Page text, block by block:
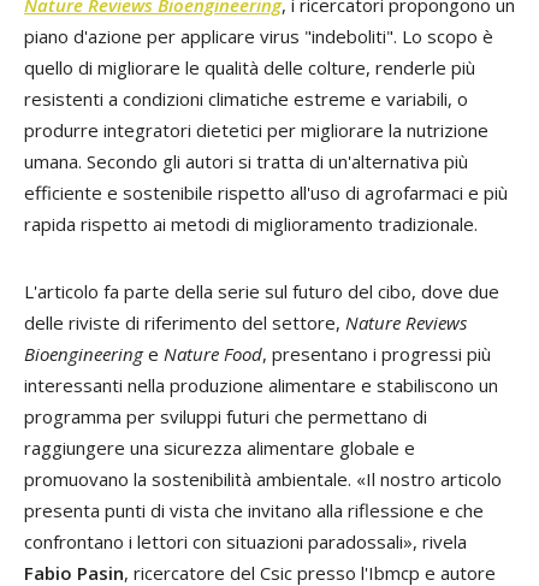
piano d'azione per applicare virus "indeboliti". Lo scopo è
quello di migliorare le qualità delle colture, renderle più
resistenti a condizioni climatiche estreme e variabili, o
produrre integratori dietetici per migliorare la nutrizione
umana. Secondo gli autori si tratta di un'alternativa più
efficiente e sostenibile rispetto all'uso di agrofarmaci e più
rapida rispetto ai metodi di miglioramento tradizionale.
L'articolo fa parte della serie sul futuro del cibo, dove due
delle riviste di riferimento del settore, Nature Reviews
Bioengineeringe Nature Food, presentano i progressi più
interessanti nella produzione alimentare e stabiliscono un
programma per sviluppi futuri che permettano di
raggiungere una sicurezza alimentare globale e
promuovano la sostenibilità ambientale. «Il nostro articolo
presenta punti di vista che invitano alla riflessione e che
confrontano i lettori con situazioni paradossali», rivela
Fabio Pasin, ricercatore del Csic presso l'Ibmcp e autore